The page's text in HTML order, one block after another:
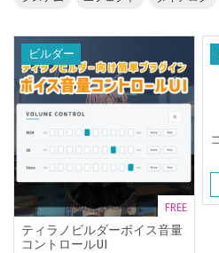
ビルダー
FREE
ティラノビルダーボイス音量
コントロールUI